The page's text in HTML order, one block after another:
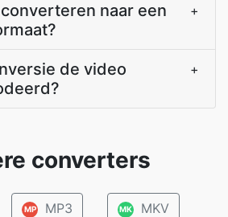
naar een
+
de video
+
converters
MP MP3 MK MKV